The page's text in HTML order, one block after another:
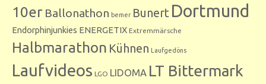
10er Ballonathon bemer Bunert Dortmund
Endorphinjunkies ENERGETIX Extremmärsche
Halbmarathon Kühnen Laufgedöns
Laufvideos LGO LIDOMA LT Bittermark